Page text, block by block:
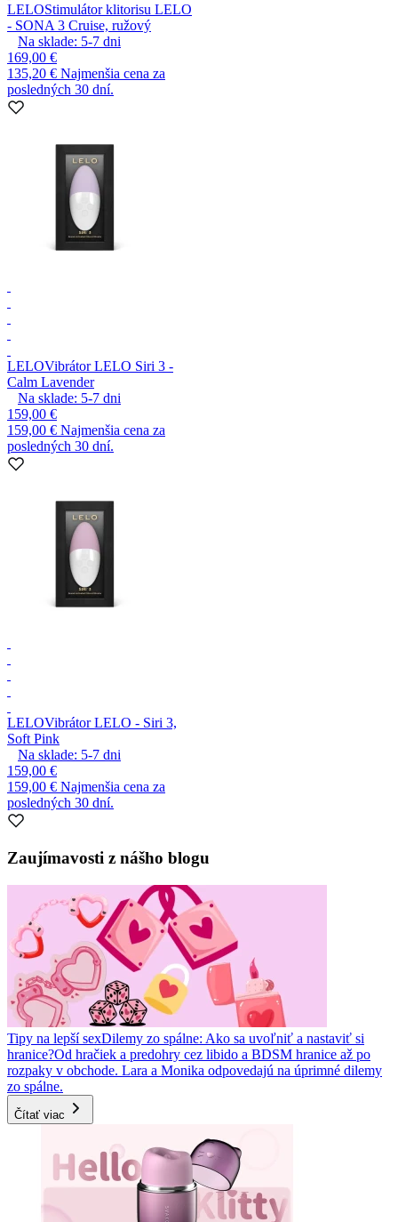
LELOStimulátor klitorisu LELO
- SONA 3 Cruise, ružový
Na sklade: 5-7 dni
169,00 €
135,20 € Najmenšia cena za
posledných 30 dní.
LELOVibrátor LELO Siri 3 -
Calm Lavender
Na sklade: 5-7 dni
159,00 €
159,00 € Najmenšia cena za
posledných 30 dní.
LELOVibrátor LELO - Siri 3,
Soft Pink
Na sklade: 5-7 dni
159,00 €
159,00 € Najmenšia cena za
posledných 30 dní.
Zaujímavosti z nášho blogu
Tipy na lepší sexDilemy zo spálne: Ako sa uvoľniť a nastaviť si
hranice?Od hračiek a predohry cez libido a BDSM hranice až po
rozpaky v obchode. Lara a Monika odpovedajú na úprimné dilemy
zo spálne.
Čítať viac